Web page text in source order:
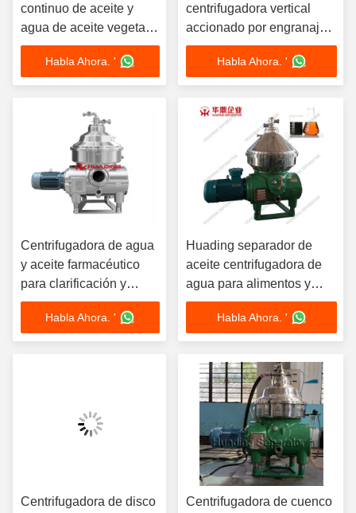
continuo de aceite y
agua de aceite vegetal
profesional con
certificado CE
Habla Ahora. '
centrifugadora vertical
accionado por engranajes
Elimina eficientemente la
contaminación
Habla Ahora. '
Centrifugadora de agua
y aceite farmacéutico
para clarificación y
separación
Habla Ahora. '
Huading separador de
aceite centrifugadora de
agua para alimentos y
bebidas farmacéuticos
químicos marinos
Habla Ahora. '
Centrifugadora de disco
Centrifugadora de cuenco